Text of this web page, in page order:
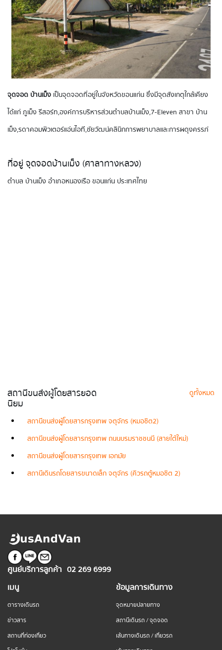
จุดจอด บ้านเม็ง เป็นจุดจอดที่อยู่ในจังหวัดขอนแก่น ซึ่งมีจุดสังเกตุใกล้เคียง
ได้แก่ ภูเม็ง รีสอร์ท,องค์การบริหารส่วนตำบลบ้านเม็ง,7-Eleven สาขา บ้าน
เม็ง,รดาคอมพิวเตอร์แอ่นไอที,ชัยวัฒน์คลินิกการพยาบาลและการผดุงครรภ์
ที่อยู่ จุดจอดบ้านเม็ง (ศาลาทางหลวง)
ตำบล บ้านเม็ง อำเภอหนองเรือ ขอนแก่น ประเทศไทย
สถานีขนส่งผู้โดยสารยอด
นิยม
ดูทั้งหมด
สถานีขนส่งผู้โดยสารกรุงเทพ จตุจักร (หมอชิต2)
สถานีขนส่งผู้โดยสารกรุงเทพ ถนนบรมราชชนนี (สายใต้ใหม่)
สถานีขนส่งผู้โดยสารกรุงเทพ เอกมัย
สถานีเดินรถโดยสารขนาดเล็ก จตุจักร (คิวรถตู้หมอชิต 2)
ศูนย์บริการลูกค้า 02 269 6999
เมนู
ตารางเดินรถ
ข่าวสาร
สถานที่ท่องเที่ยว
ข้อมูลการเดินทาง
จุดหมายปลายทาง
สถานีเดินรถ / จุดจอด
เส้นทางเดินรถ / เที่ยวรถ